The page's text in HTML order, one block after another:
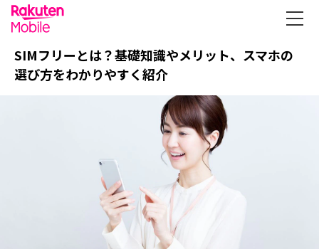
SIMフリーとは？基礎知識やメリット、スマホの
選び方をわかりやすく紹介